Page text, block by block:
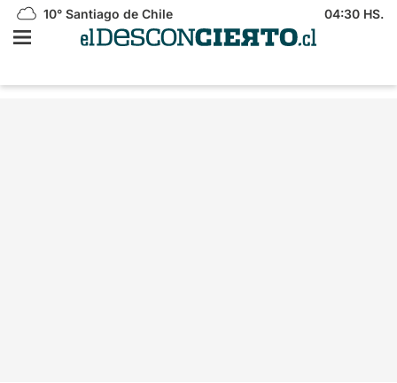
10° Santiago de Chile 04:30 HS.